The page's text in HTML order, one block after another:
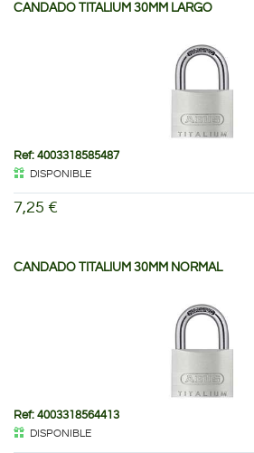
CANDADO TITALIUM 30MM LARGO
Ref: 4003318585487
DISPONIBLE
7,25 €
CANDADO TITALIUM 30MM NORMAL
Ref: 4003318564413
DISPONIBLE